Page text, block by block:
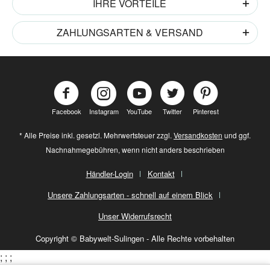
IHRE VORTEILE
ZAHLUNGSARTEN & VERSAND
Facebook Instagram YouTube Twitter Pinterest
* Alle Preise inkl. gesetzl. Mehrwertsteuer zzgl. Versandkosten und ggf.
Nachnahmegebühren, wenn nicht anders beschrieben
Händler-Login
Kontakt
Unsere Zahlungsarten - schnell auf einem Blick
Unser Widerrufsrecht
Copyright © Babywelt-Sulingen - Alle Rechte vorbehalten
; ; ;